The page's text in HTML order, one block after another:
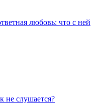
любовь: что с ней
не слушается?